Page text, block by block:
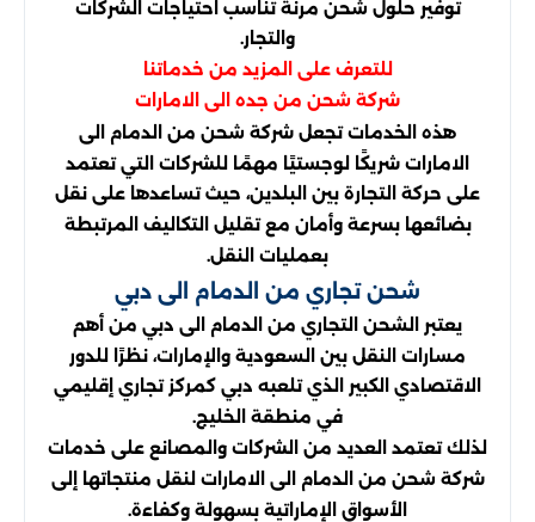
توفير حلول شحن مرنة تناسب احتياجات الشركات
والتجار.
للتعرف على المزيد من خدماتنا
شركة شحن من جده الى الامارات
هذه الخدمات تجعل شركة شحن من الدمام الى
الامارات شريكًا لوجستيًا مهمًا للشركات التي تعتمد
على حركة التجارة بين البلدين، حيث تساعدها على نقل
بضائعها بسرعة وأمان مع تقليل التكاليف المرتبطة
بعمليات النقل.
شحن تجاري من الدمام الى دبي
يعتبر الشحن التجاري من الدمام الى دبي من أهم
مسارات النقل بين السعودية والإمارات، نظرًا للدور
الاقتصادي الكبير الذي تلعبه دبي كمركز تجاري إقليمي
في منطقة الخليج.
لذلك تعتمد العديد من الشركات والمصانع على خدمات
شركة شحن من الدمام الى الامارات لنقل منتجاتها إلى
الأسواق الإماراتية بسهولة وكفاءة.